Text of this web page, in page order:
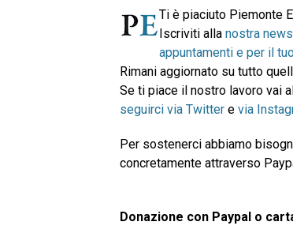
Ti è piaciuto Piemonte
Iscriviti alla nostra
appuntamenti e per il
Rimani aggiornato su tutto
Se ti piace il nostro lavoro vai
seguirci via Twitter e via
Per sostenerci abbiamo
concretamente attraverso
Donazione con Paypal o